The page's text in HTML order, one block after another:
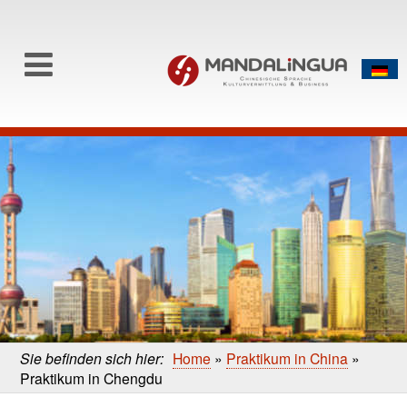
to
main
content
Skip to content
Sie befinden sich hier: Home » Praktikum in China »
Praktikum in Chengdu